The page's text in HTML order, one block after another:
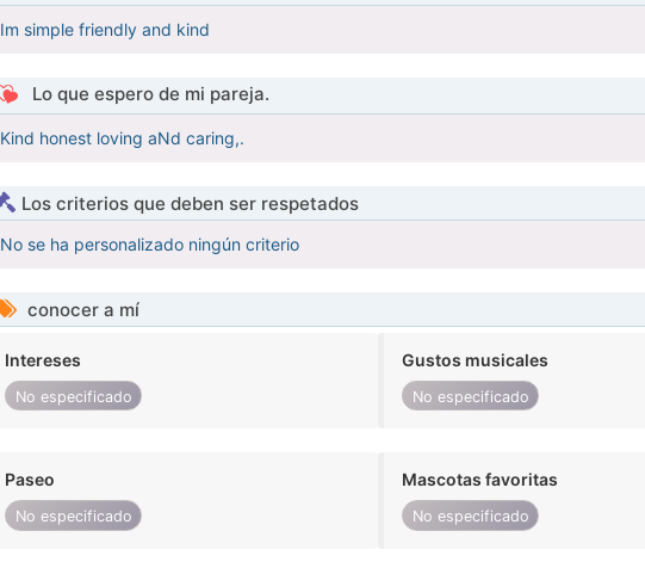
Im simple friendly and kind
Lo que espero de mi pareja.
Kind honest loving aNd caring,.
Los criterios que deben ser respetados
No se ha personalizado ningún criterio
conocer a mí
Intereses
No especificado
Gustos musicales
No especificado
Paseo
No especificado
Mascotas favoritas
No especificado